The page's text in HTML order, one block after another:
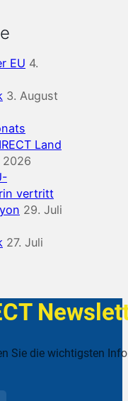
EU 4.
3. August
Land
2026
vertritt
29. Juli
27. Juli
Sie die wichtigsten